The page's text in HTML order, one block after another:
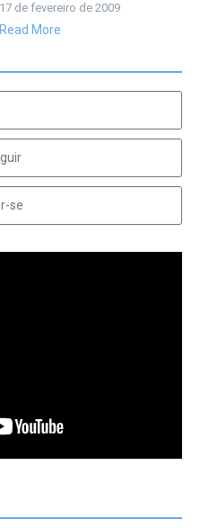
17 de fevereiro de 2009
Read More
se